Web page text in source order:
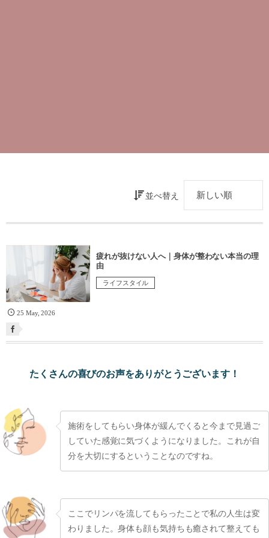
並べ替え
疲れが抜けない人へ｜身体が整わない本当の理
由
ライフスタイル
25 May,2026
たくさんの喜びのお声をありがとうございます！
施術をしてもらい身体が緩んでくると今まで見過ご
していた感覚に気づくようになりました。これが自
分を大切にするということなのですね。
ここでリンパを流してもらったことで私の人生は変
わりました。身体も顔も気持ちも癒されて整えても